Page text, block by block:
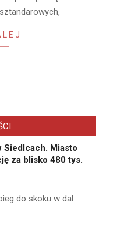
Siedlcach. Miasto
za blisko 480 tys.
do skoku w dal